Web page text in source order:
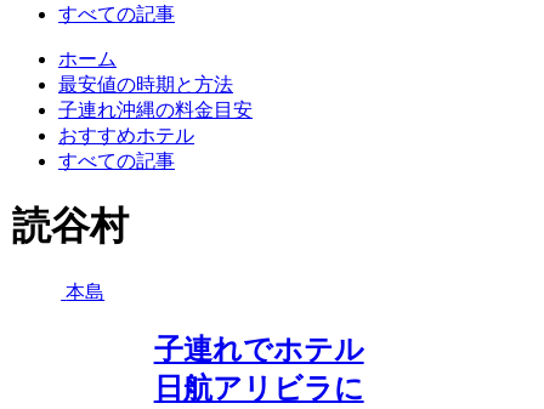
すべての記事
ホーム
最安値の時期と方法
子連れ沖縄の料金目安
おすすめホテル
すべての記事
読谷村
本島
子連れでホテル
日航アリビラに